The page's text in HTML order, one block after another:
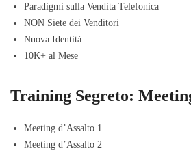
Paradigmi sulla Vendita Telefonica
NON Siete dei Venditori
Nuova Identità
10K+ al Mese
Training Segreto:
Meeting d’Assalto 1
Meeting d’Assalto 2